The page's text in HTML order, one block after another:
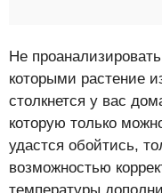
Не
которыми растение
столкнется у вас
которую только
удастся обойтись,
возможностью